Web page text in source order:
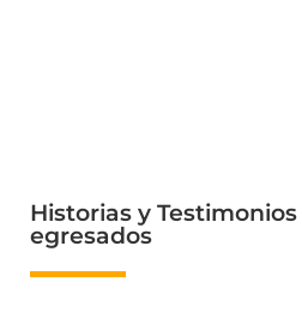
Historias y
egresados